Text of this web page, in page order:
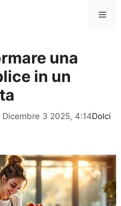
una
in un
Dicembre 3 2025, 4:14Dolci